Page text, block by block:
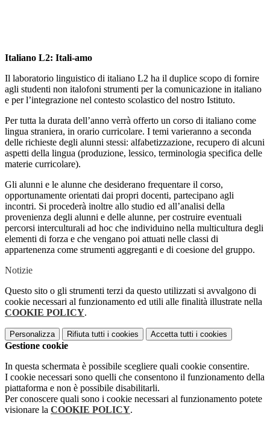
Italiano L2: Itali-amo
Il laboratorio linguistico di italiano L2 ha il duplice scopo di fornire
agli studenti non italofoni strumenti per la comunicazione in italiano
e per l’integrazione nel contesto scolastico del nostro Istituto.
Per tutta la durata dell’anno verrà offerto un corso di italiano come
lingua straniera, in orario curricolare. I temi varieranno a seconda
delle richieste degli alunni stessi: alfabetizzazione, recupero di alcuni
aspetti della lingua (produzione, lessico, terminologia specifica delle
materie curricolare).
Gli alunni e le alunne che desiderano frequentare il corso,
opportunamente orientati dai propri docenti, partecipano agli
incontri. Si procederà inoltre allo studio ed all’analisi della
provenienza degli alunni e delle alunne, per costruire eventuali
percorsi interculturali ad hoc che individuino nella multicultura degli
elementi di forza e che vengano poi attuati nelle classi di
appartenenza come strumenti aggreganti e di coesione del gruppo.
Notizie
Questo sito o gli strumenti terzi da questo utilizzati si avvalgono di
cookie necessari al funzionamento ed utili alle finalità illustrate nella
COOKIE POLICY.
Personalizza Rifiuta tutti i cookies Accetta tutti i cookies
Gestione cookie
In questa schermata è possibile scegliere quali cookie consentire.
I cookie necessari sono quelli che consentono il funzionamento della
piattaforma e non è possibile disabilitarli.
Per conoscere quali sono i cookie necessari al funzionamento potete
visionare la COOKIE POLICY.